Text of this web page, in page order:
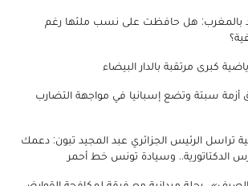
بالمغرب: هل حافظت على نسب ملئها رغم
كبرى مرتقبة بالدار البيضاء
أزمة سبتة وتضع إسبانيا في مواجهة التضارب
تراسل الرئيس الجزائري عبد المجيد تبون: دعمك
وسيادة تونس خط أحمر